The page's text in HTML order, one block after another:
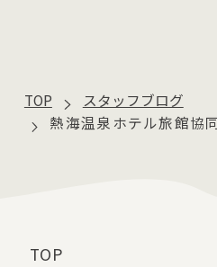
TOP
スタッフブログ
熱海温泉ホテル旅館協
TOP